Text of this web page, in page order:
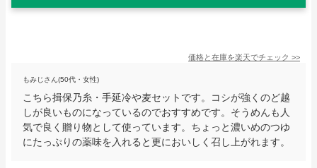
価格と在庫を楽天でチェック >>
もみじさん(50代・女性)
こちら揖保乃糸・手延冷や麦セットです。コシが強くのど越
しが良いものになっているのでおすすめです。そうめんも人
気で良く贈り物として使っています。ちょっと濃いめのつゆ
にたっぷりの薬味を入れると更においしく召し上がれます。